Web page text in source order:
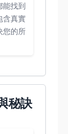
能找到
含真實
您的所
秘訣